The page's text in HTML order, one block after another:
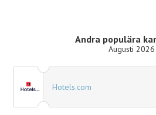
Andra populära
Augusti 2026
Hotels.com